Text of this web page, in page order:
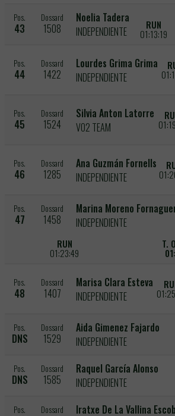
Pos.
43
Dossard
1508
Noelia Tadera
INDEPENDIENTE
RUN
01:13:19
Pos.
44
Dossard
1422
Lourdes Grima Grima
INDEPENDIENTE
Pos.
45
Dossard
1524
Silvia Anton Latorre
VO2 TEAM
Pos.
46
Dossard
1285
Ana Guzmán Fornells
INDEPENDIENTE
Pos.
47
Dossard
1458
Marina Moreno
INDEPENDIENTE
RUN
01:23:49
T.
Pos.
48
Dossard
1407
Marisa Clara Esteva
INDEPENDIENTE
Pos.
DNS
Dossard
1529
Aida Gimenez Fajardo
INDEPENDIENTE
Pos.
DNS
Dossard
1585
Raquel García Alonso
INDEPENDIENTE
Pos. Dossard
Iratxe De La Vallina